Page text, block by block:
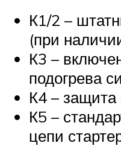
К1/2 –
(при
К3 –
подогрева
К4 – защита
К5 –
цепи